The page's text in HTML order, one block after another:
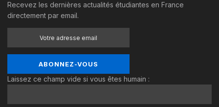
Recevez les dernières actualités étudiantes en France
directement par email.
Laissez ce champ vide si vous êtes humain :